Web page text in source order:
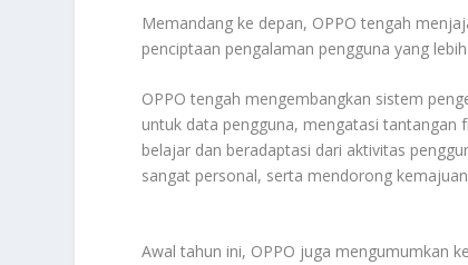
Memandang ke depan, OPPO tengah
penciptaan pengalaman pengguna yang
OPPO tengah mengembangkan sistem
untuk data pengguna, mengatasi tantangan
belajar dan beradaptasi dari aktivitas
sangat personal, serta mendorong
Awal tahun ini, OPPO juga mengumumkan